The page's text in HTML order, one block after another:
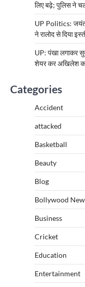
लिए बढ़े; पुलिस ने
UP Politics: जयंत
ने रालोद से दिया
UP: पंखा लगाकर
शेयर कर अखिलेश
Categories
Accident
attacked
Basketball
Beauty
Blog
Bollywood
Business
Cricket
Education
Entertainment